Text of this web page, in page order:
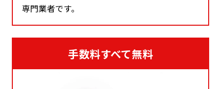
専門業者です。
手数料すべて無料